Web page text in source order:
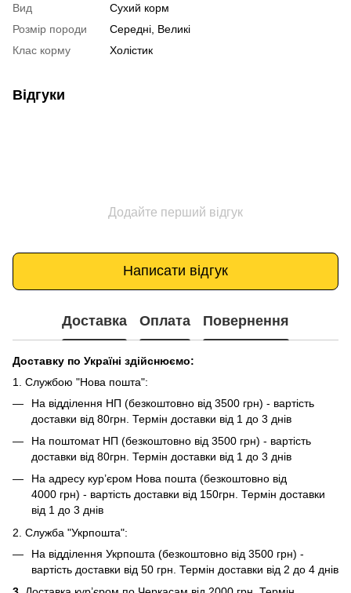
Вид
Сухий корм
Розмір породи
Середні, Великі
Клас корму
Холістик
Відгуки
Додайте перший відгук
Написати відгук
Доставка Оплата Повернення
Доставку по Україні здійснюємо:
1. Службою "Нова пошта":
На відділення НП (безкоштовно від 3500 грн) - вартість
доставки від 80грн. Термін доставки від 1 до 3 днів
На поштомат НП (безкоштовно від 3500 грн) - вартість
доставки від 80грн. Термін доставки від 1 до 3 днів
На адресу кур’єром Нова пошта (безкоштовно від
4000 грн) - вартість доставки від 150грн. Термін доставки
від 1 до 3 днів
2. Служба "Укрпошта":
На відділення Укрпошта (безкоштовно від 3500 грн) -
вартість доставки від 50 грн. Термін доставки від 2 до 4 днів